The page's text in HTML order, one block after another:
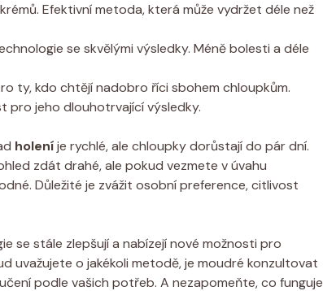
Efektivní metoda, která může vydržet déle než
se skvělými výsledky. Méně bolesti a déle
ty, kdo chtějí nadobro říci sbohem chloupkům.
pro jeho dlouhotrvající výsledky.
holeníje rychlé, ale chloupky dorůstají do pár dní.
zdát drahé, ale pokud vezmete v úvahu
Důležité je zvážit osobní preference, citlivost
se stále zlepšují a nabízejí nové možnosti pro
uvažujete o jakékoli metodě, je moudré konzultovat
podle vašich potřeb. A nezapomeňte, co funguje